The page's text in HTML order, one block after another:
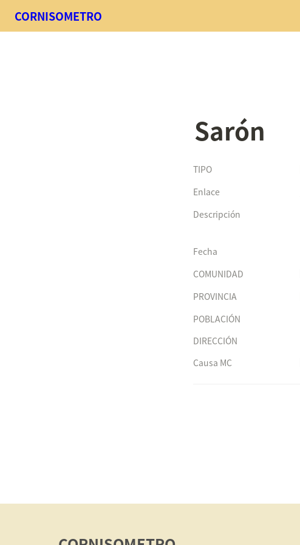
CORNISOMETRO
Sarón
TIPO
Enlace
Descripción
Fecha
COMUNIDAD
PROVINCIA
POBLACIÓN
DIRECCIÓN
Causa MC